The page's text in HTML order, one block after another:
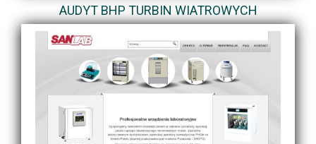
AUDYT BHP TURBIN WIATROWYCH